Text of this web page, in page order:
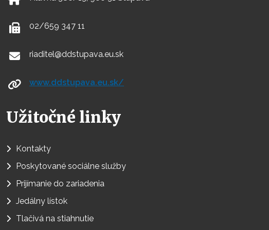
02/659 347 11
riaditel@ddstupava.eu.sk
www.ddstupava.eu.sk/
Užitočné linky
Kontakty
Poskytované sociálne služby
Prijímanie do zariadenia
Jedálny lístok
Tlačivá na stiahnutie